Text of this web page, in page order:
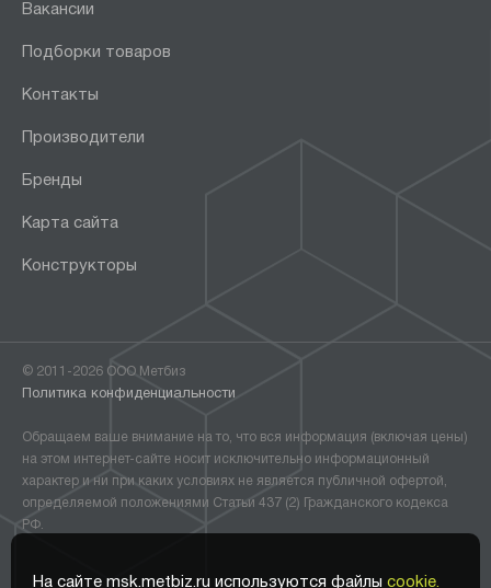
На сайте msk.metbiz.ru используются файлы cookie.
Вакансии
Подборки товаров
Контакты
Производители
Бренды
Карта сайта
Конструкторы
© 2011-2026 ООО Метбиз
Политика конфиденциальности
Обращаем ваше внимание на то, что вся информация (включая цены)
на этом интернет-сайте носит исключительно информационный
характер и ни при каких условиях не является публичной офертой,
определяемой положениями Статьи 437 (2) Гражданского кодекса
РФ.